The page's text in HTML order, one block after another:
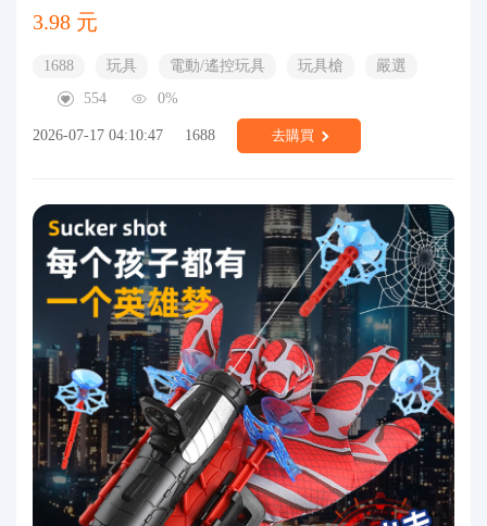
3.98 元
1688 玩具 電動/遙控玩具 玩具槍
嚴選
554
0%
2026-07-17 04:10:47 1688 去購買